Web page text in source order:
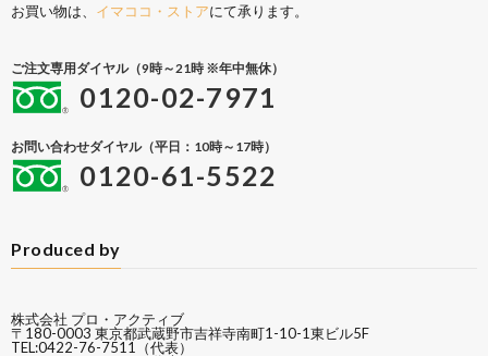
お買い物は、 イマココ・ストアにて承ります。
ご注文専用ダイヤル（9時～21時 ※年中無休）
0120-02-7971
お問い合わせダイヤル（平日：10時～17時）
0120-61-5522
Produced by
株式会社 プロ・アクティブ
〒180-0003 東京都武蔵野市吉祥寺南町1-10-1東ビル5F
TEL:0422-76-7511（代表）